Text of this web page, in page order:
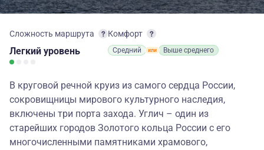
Сложность маршрута
Легкий уровень
Комфорт
Средний Выше среднего
В круговой речной круиз из самого сердца России,
сокровищницы мирового культурного наследия,
включены три порта захода. Углич – один из
старейших городов Золотого кольца России с его
многочисленными памятниками храмового,